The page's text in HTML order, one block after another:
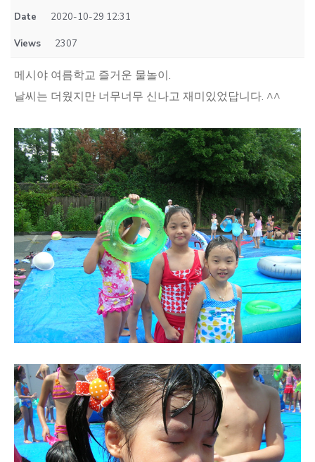
Date 2020-10-29 12:31
Views 2307
메시야 여름학교 즐거운 물놀이.
날씨는 더웠지만 너무너무 신나고 재미있었답니다. ^^